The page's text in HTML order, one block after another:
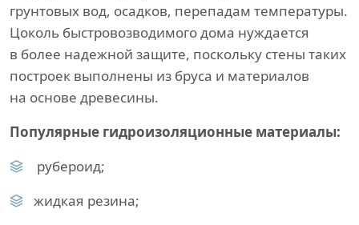
грунтовых вод, осадков, перепадам температуры.
Цоколь быстровозводимого дома нуждается
в более надежной защите, поскольку стены таких
построек выполнены из бруса и материалов
на основе древесины.
Популярные гидроизоляционные материалы:
рубероид;
жидкая резина;